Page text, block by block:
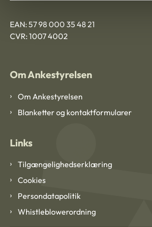
EAN: 57 98 000 35 48 21
CVR: 1007 4002
Om Ankestyrelsen
Om Ankestyrelsen
Blanketter og kontaktformularer
Links
Tilgængelighedserklæring
Cookies
Persondatapolitik
Whistleblowerordning